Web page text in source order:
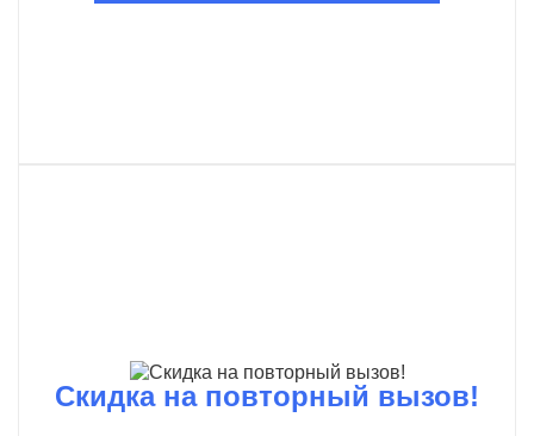
Скидка на повторный вызов!